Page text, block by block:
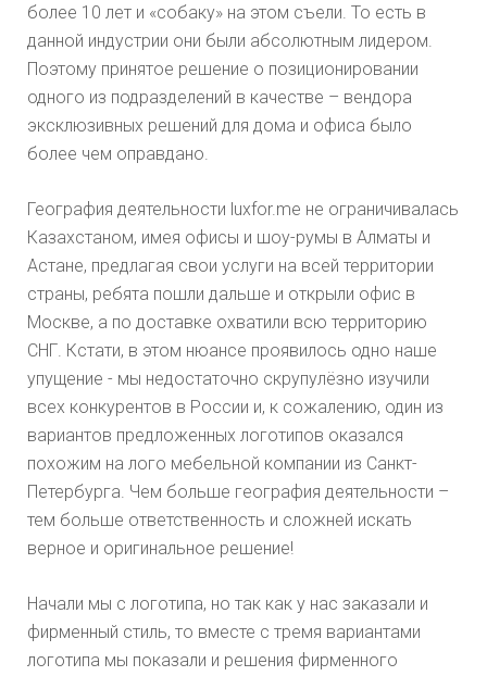
более 10 лет и «собаку» на этом съели. То есть в
данной индустрии они были абсолютным лидером.
Поэтому принятое решение о позиционировании
одного из подразделений в качестве – вендора
эксклюзивных решений для дома и офиса было
более чем оправдано.
География деятельности luxfor.me не ограничивалась
Казахстаном, имея офисы и шоу-румы в Алматы и
Астане, предлагая свои услуги на всей территории
страны, ребята пошли дальше и открыли офис в
Москве, а по доставке охватили всю территорию
СНГ. Кстати, в этом нюансе проявилось одно наше
упущение - мы недостаточно скрупулёзно изучили
всех конкурентов в России и, к сожалению, один из
вариантов предложенных логотипов оказался
похожим на лого мебельной компании из Санкт-
Петербурга. Чем больше география деятельности –
тем больше ответственность и сложней искать
верное и оригинальное решение!
Начали мы с логотипа, но так как у нас заказали и
фирменный стиль, то вместе с тремя вариантами
логотипа мы показали и решения фирменного